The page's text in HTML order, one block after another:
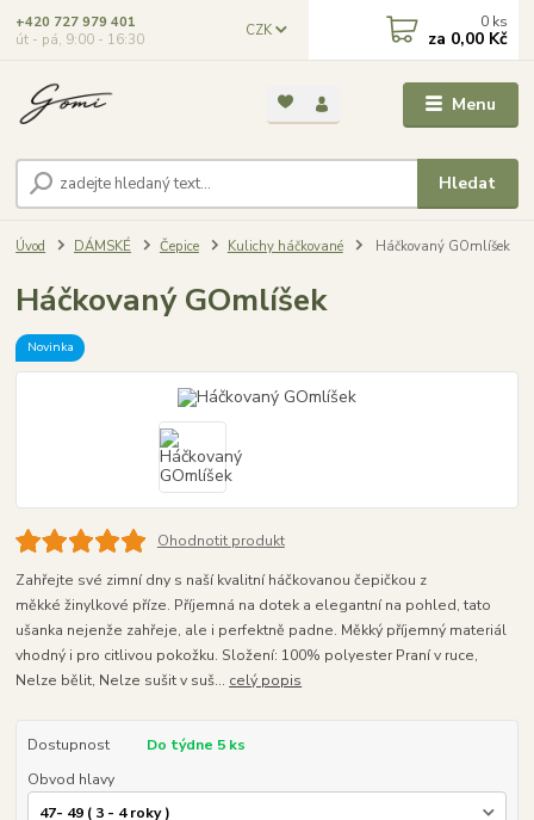
Menu
CZK
Hledat
+420 727 979 401
út - pá, 9:00 - 16:30
0 ks
za 0,00 Kč
Úvod DÁMSKÉ Čepice Kulichy háčkované Háčkovaný GOmlíšek
Háčkovaný GOmlíšek
Novinka
Ohodnotit produkt
Zahřejte své zimní dny s naší kvalitní háčkovanou čepičkou z
měkké žinylkové příze. Příjemná na dotek a elegantní na pohled, tato
ušanka nejenže zahřeje, ale i perfektně padne. Měkký příjemný materiál
vhodný i pro citlivou pokožku. Složení: 100% polyester Praní v ruce,
Nelze bělit, Nelze sušit v suš... celý popis
Dostupnost
Do týdne 5 ks
Obvod hlavy